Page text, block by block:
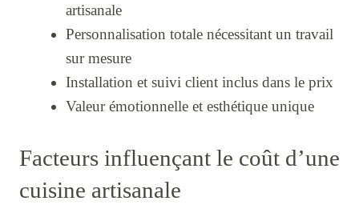
artisanale
Personnalisation totale nécessitant un travail
sur mesure
Installation et suivi client inclus dans le prix
Valeur émotionnelle et esthétique unique
Facteurs influençant le coût d’une
cuisine artisanale